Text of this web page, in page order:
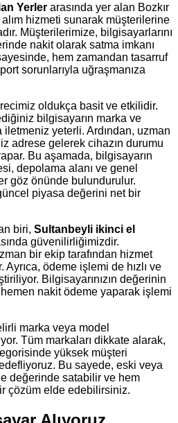
Yerler arasında yer alan Bozkır
hizmeti sunarak müşterilerine
Müşterilerimize, bilgisayarlarını
nakit olarak satma imkanı
hem zamandan tasarruf
sorunlarıyla uğraşmanıza
oldukça basit ve etkilidir.
bilgisayarın marka ve
iletmeniz yeterli. Ardından, uzman
adrese gelerek cihazın durumu
Bu aşamada, bilgisayarın
depolama alanı ve genel
göz önünde bulundurulur.
piyasa değerini net bir
biri, Sultanbeyli ikinci el
güvenilirliğimizdir.
bir ekip tarafından hizmet
Ayrıca, ödeme işlemi de hızlı ve
Bilgisayarınızın değerinin
nakit ödeme yaparak işlemi
marka veya model
Tüm markaları dikkate alarak,
yüksek müşteri
Bu sayede, eski veya
değerinde satabilir ve hem
çözüm elde edebilirsiniz.